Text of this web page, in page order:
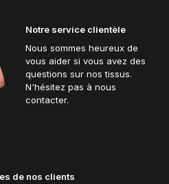
Notre service clientèle
Nous sommes heureux de
vous aider si vous avez des
questions sur nos tissus.
N'hésitez pas à nous
contacter.
de nos clients